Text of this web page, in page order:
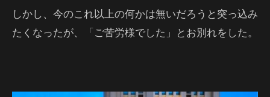
しかし、今のこれ以上の何かは無いだろうと突っ込み
たくなったが、「ご苦労様でした」とお別れをした。